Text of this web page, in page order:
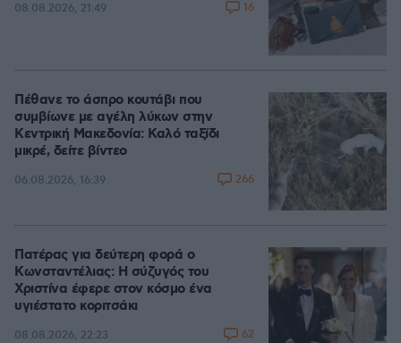
08.08.2026, 21:49 16
Πέθανε το άσπρο κουτάβι που
συμβίωνε με αγέλη λύκων στην
Κεντρική Μακεδονία: Καλό ταξίδι
μικρέ, δείτε βίντεο
06.08.2026, 16:39 266
Πατέρας για δεύτερη φορά ο
Κωνσταντέλιας: Η σύζυγός του
Χριστίνα έφερε στον κόσμο ένα
υγιέστατο κοριτσάκι
08.08.2026, 22:23 62